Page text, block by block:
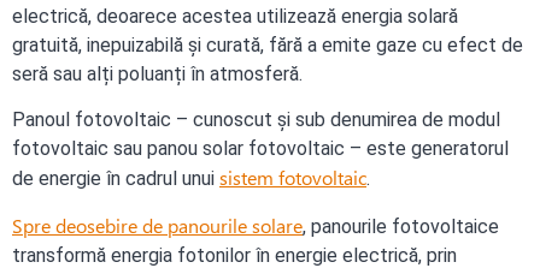
electrică, deoarece acestea utilizează energia solară
gratuită, inepuizabilă și curată, fără a emite gaze cu efect de
seră sau alți poluanți în atmosferă.
Panoul fotovoltaic – cunoscut și sub denumirea de modul
fotovoltaic sau panou solar fotovoltaic – este generatorul
de energie în cadrul unui sistem fotovoltaic.
Spre deosebire de panourile solare, panourile fotovoltaice
transformă energia fotonilor în energie electrică, prin